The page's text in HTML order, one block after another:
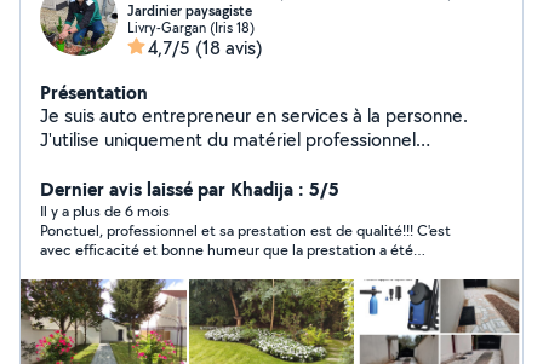
Jardinier paysagiste
Livry-Gargan (Iris 18)
4,7/5 (18 avis)
Présentation
Je suis auto entrepreneur en services à la personne.
J'utilise uniquement du matériel professionnel
de silence. Je suis un jardinier paysagiste expérimenté,
avec plus de 25 années d'expérience et de passion du
métier. Vous pouvez me joindre au zéro sept, soixante-
quatre, vingt et un, quatorze, trente quatre
Dernier avis laissé par Khadija : 5/5
Il y a plus de 6 mois
Ponctuel, professionnel et sa prestation est de qualité!!! C'est
avec efficacité et bonne humeur que la prestation a été
le remercie et le recommande.